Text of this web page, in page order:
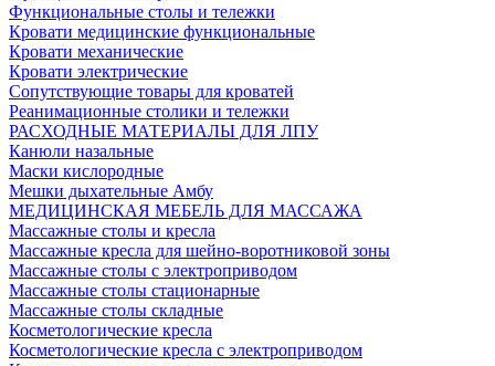
Функциональные столы и тележки
Кровати медицинские функциональные
Кровати механические
Кровати электрические
Сопутствующие товары для кроватей
Реанимационные столики и тележки
РАСХОДНЫЕ МАТЕРИАЛЫ ДЛЯ ЛПУ
Канюли назальные
Маски кислородные
Мешки дыхательные Амбу
МЕДИЦИНСКАЯ МЕБЕЛЬ ДЛЯ МАССАЖА
Массажные столы и кресла
Массажные кресла для шейно-воротниковой зоны
Массажные столы с электроприводом
Массажные столы стационарные
Массажные столы складные
Косметологические кресла
Косметологические кресла с электроприводом